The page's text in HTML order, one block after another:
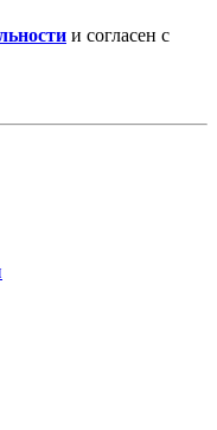
и согласен с